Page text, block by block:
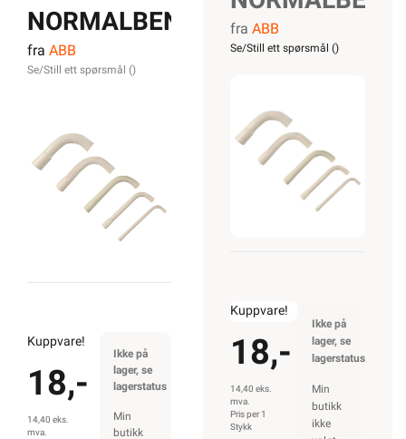
NORMALBEND
VPS 32MM
fra ABB
Se/Still ett spørsmål ()
Kuppvare!
18,-
14,40 eks.
mva.
Ikke på
lager, se
lagerstatus
Min
butikk
VPS
fra ABB
Se/Still ett spørsmål ()
Kuppvare!
18,-
14,40 eks.
mva.
Pris per 1
Stykk
Ikke på
lager, se
lagerstatus
Min
butikk
ikke